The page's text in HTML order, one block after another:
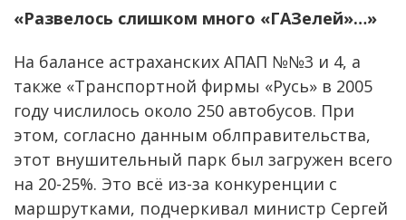
«Развелось слишком много «ГАЗелей»…»
На балансе астраханских АПАП №№3 и 4, а
также «Транспортной фирмы «Русь» в 2005
году числилось около 250 автобусов. При
этом, согласно данным облправительства,
этот внушительный парк был загружен всего
на 20-25%. Это всё из-за конкуренции с
маршрутками, подчеркивал министр Сергей